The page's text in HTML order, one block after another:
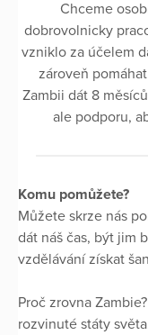
Chceme
dobrovolnicky
vzniklo za účelem
zároveň
Zambii dát 8
ale podporu,
Komu pomůžete?
Můžete skrze nás
dát náš čas, být jim
vzdělávání získat
Proč zrovna
rozvinuté státy